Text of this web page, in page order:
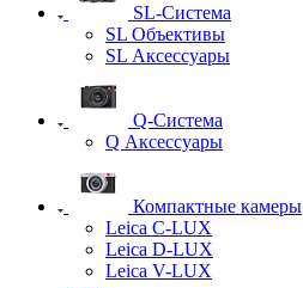
SL-Система
SL Объективы
SL Аксессуары
Q-Cистема
Q Аксессуары
Компактные камеры
Leica C-LUX
Leica D-LUX
Leica V-LUX